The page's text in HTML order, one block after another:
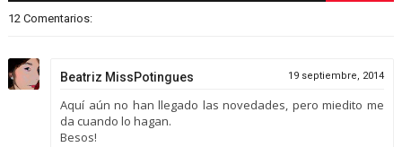
12 Comentarios:
Beatriz MissPotingues 19 septiembre, 2014
Aquí aún no han llegado las novedades, pero miedito me
da cuando lo hagan.
Besos!